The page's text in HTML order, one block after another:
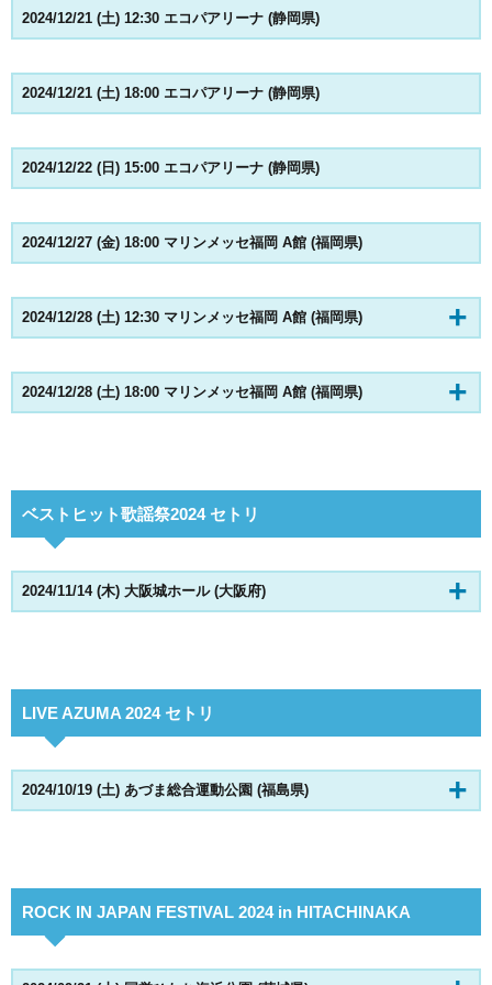
2024/12/21 (土) 12:30 エコパアリーナ (静岡県)
2024/12/21 (土) 18:00 エコパアリーナ (静岡県)
2024/12/22 (日) 15:00 エコパアリーナ (静岡県)
2024/12/27 (金) 18:00 マリンメッセ福岡 A館 (福岡県)
2024/12/28 (土) 12:30 マリンメッセ福岡 A館 (福岡県)
2024/12/28 (土) 18:00 マリンメッセ福岡 A館 (福岡県)
ベストヒット歌謡祭2024 セトリ
2024/11/14 (木) 大阪城ホール (大阪府)
LIVE AZUMA 2024 セトリ
2024/10/19 (土) あづま総合運動公園 (福島県)
ROCK IN JAPAN FESTIVAL 2024 in HITACHINAKA